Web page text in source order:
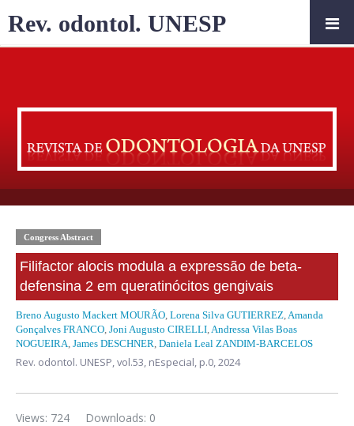
Congress Abstract
Filifactor alocis modula a expressão de beta-
defensina 2 em queratinócitos gengivais
Breno Augusto Mackert MOURÃO, Lorena Silva GUTIERREZ,Amanda
Gonçalves FRANCO, Joni Augusto CIRELLI,Andressa Vilas Boas
NOGUEIRA, James DESCHNER, Daniela Leal ZANDIM-BARCELOS
Rev. odontol. UNESP,vol.53, nEspecial, p.0, 2024
Downloads: 0
Views: 724
Rev. odontol. UNESP